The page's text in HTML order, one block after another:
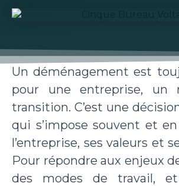
Un déménagement est
pour une entreprise, un
transition. C’est une
qui s’impose souvent et
l’entreprise, ses valeurs et
Pour répondre aux enjeux
des modes de travail,